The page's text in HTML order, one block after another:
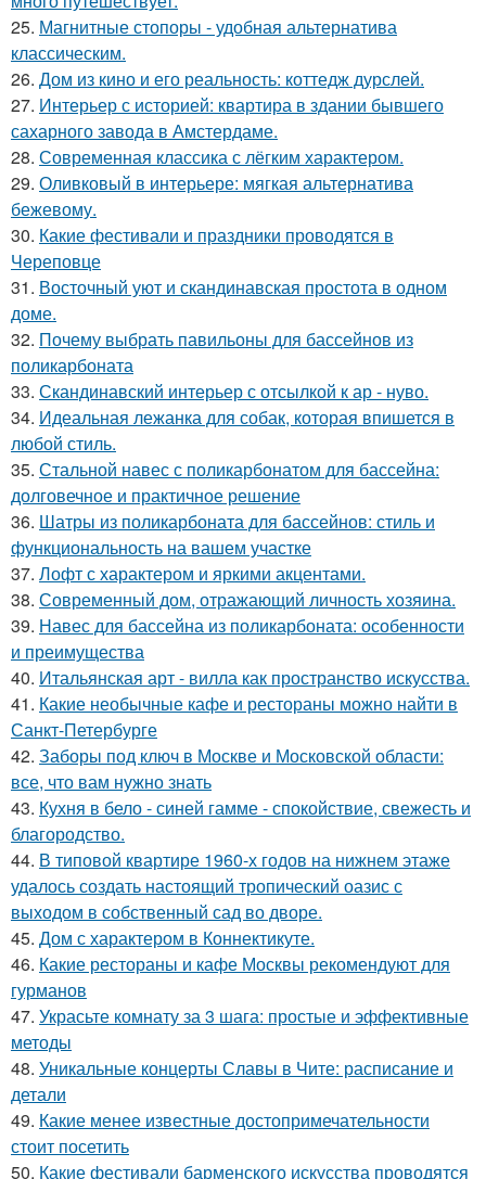
25. Магнитные стопоры - удобная альтернатива
классическим.
26. Дом из кино и его реальность: коттедж дурслей.
27. Интерьер с историей: квартира в здании бывшего
сахарного завода в Амстердаме.
28. Современная классика с лёгким характером.
29. Оливковый в интерьере: мягкая альтернатива
бежевому.
30. Какие фестивали и праздники проводятся в
Череповце
31. Восточный уют и скандинавская простота в одном
доме.
32. Почему выбрать павильоны для бассейнов из
поликарбоната
33. Скандинавский интерьер с отсылкой к ар - нуво.
34. Идеальная лежанка для собак, которая впишется в
любой стиль.
35. Стальной навес с поликарбонатом для бассейна:
долговечное и практичное решение
36. Шатры из поликарбоната для бассейнов: стиль и
функциональность на вашем участке
37. Лофт с характером и яркими акцентами.
38. Современный дом, отражающий личность хозяина.
39. Навес для бассейна из поликарбоната: особенности
и преимущества
40. Итальянская арт - вилла как пространство искусства.
41. Какие необычные кафе и рестораны можно найти в
Санкт-Петербурге
42. Заборы под ключ в Москве и Московской области:
все, что вам нужно знать
43. Кухня в бело - синей гамме - спокойствие, свежесть и
благородство.
44. В типовой квартире 1960-х годов на нижнем этаже
удалось создать настоящий тропический оазис с
выходом в собственный сад во дворе.
45. Дом с характером в Коннектикуте.
46. Какие рестораны и кафе Москвы рекомендуют для
гурманов
47. Украсьте комнату за 3 шага: простые и эффективные
методы
48. Уникальные концерты Славы в Чите: расписание и
детали
49. Какие менее известные достопримечательности
стоит посетить
50. Какие фестивали барменского искусства проводятся